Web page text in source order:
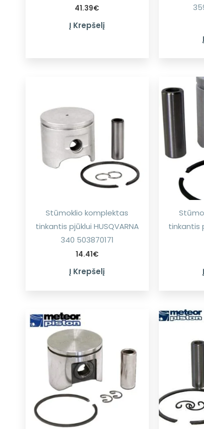
41.39€
Į Krepšelį
Stūmoklio komplektas
tinkantis pjūklui HUSQVARNA
340 503870171
14.41€
Į Krepšelį
tinkantis